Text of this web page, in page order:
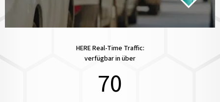
HERE Real-Time Traffic:
verfügbar in über
70